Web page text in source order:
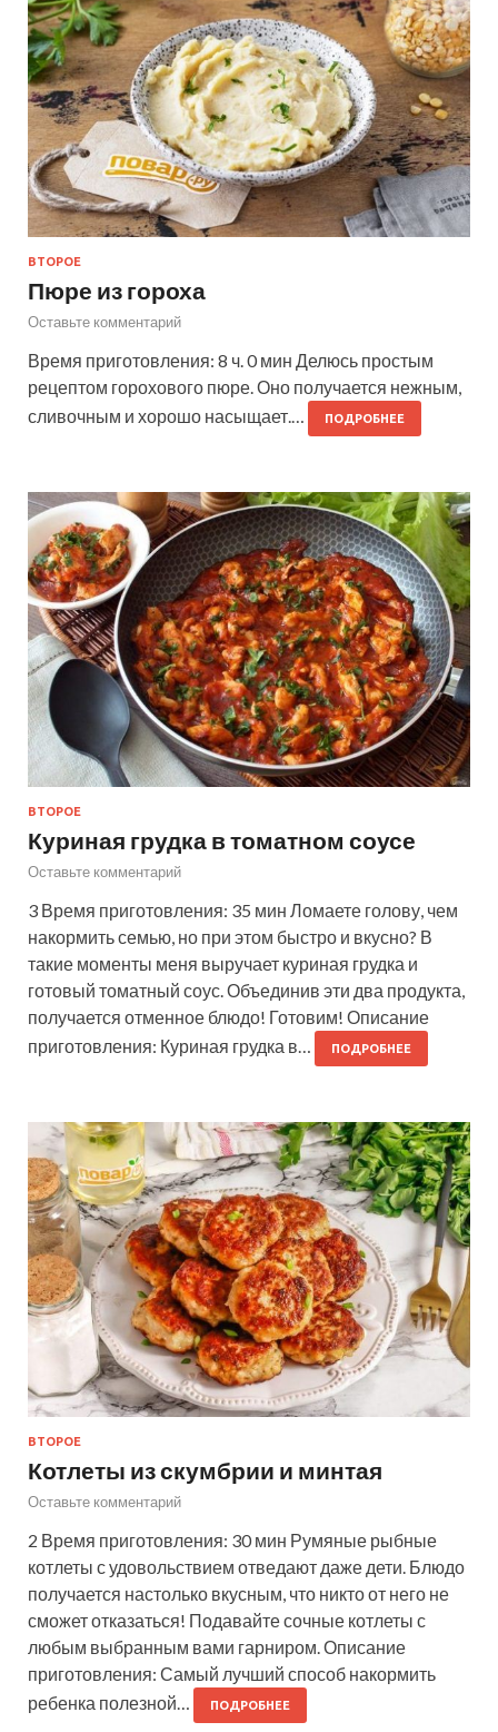
ВТОРОЕ
Пюре из гороха
Оставьте комментарий
Время приготовления: 8 ч. 0 мин Делюсь простым
рецептом горохового пюре. Оно получается нежным,
сливочным и хорошо насыщает.…
ПОДРОБНЕЕ
ВТОРОЕ
Куриная грудка в томатном соусе
Оставьте комментарий
3 Время приготовления: 35 мин Ломаете голову, чем
накормить семью, но при этом быстро и вкусно? В
такие моменты меня выручает куриная грудка и
готовый томатный соус. Объединив эти два продукта,
получается отменное блюдо! Готовим! Описание
приготовления: Куриная грудка в…
ПОДРОБНЕЕ
ВТОРОЕ
Котлеты из скумбрии и минтая
Оставьте комментарий
2 Время приготовления: 30 мин Румяные рыбные
котлеты с удовольствием отведают даже дети. Блюдо
получается настолько вкусным, что никто от него не
сможет отказаться! Подавайте сочные котлеты с
любым выбранным вами гарниром. Описание
приготовления: Самый лучший способ накормить
ребенка полезной…
ПОДРОБНЕЕ